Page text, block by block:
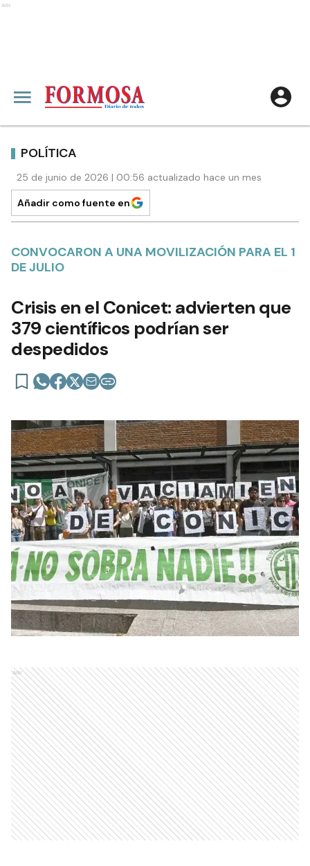
Ads
POLÍTICA
25 de junio de 2026 | 00:56 actualizado hace un mes
Añadir como fuente en
CONVOCARON A UNA MOVILIZACIÓN PARA EL 1
DE JULIO
Crisis en el Conicet: advierten que
379 científicos podrían ser
despedidos
Ads